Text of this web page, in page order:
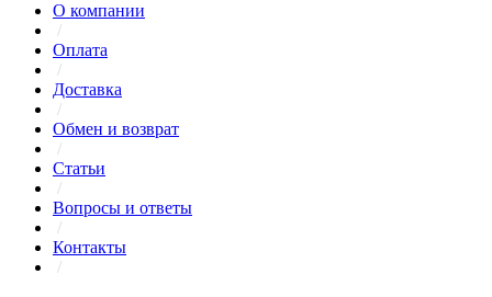
О компании
/
Оплата
/
Доставка
/
Обмен и возврат
/
Статьи
/
Вопросы и ответы
/
Контакты
/